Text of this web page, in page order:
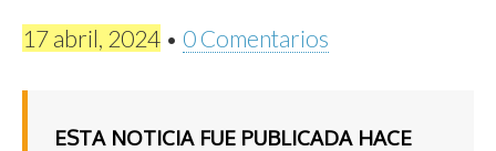
17 abril, 2024 • 0 Comentarios
ESTA NOTICIA FUE PUBLICADA HACE